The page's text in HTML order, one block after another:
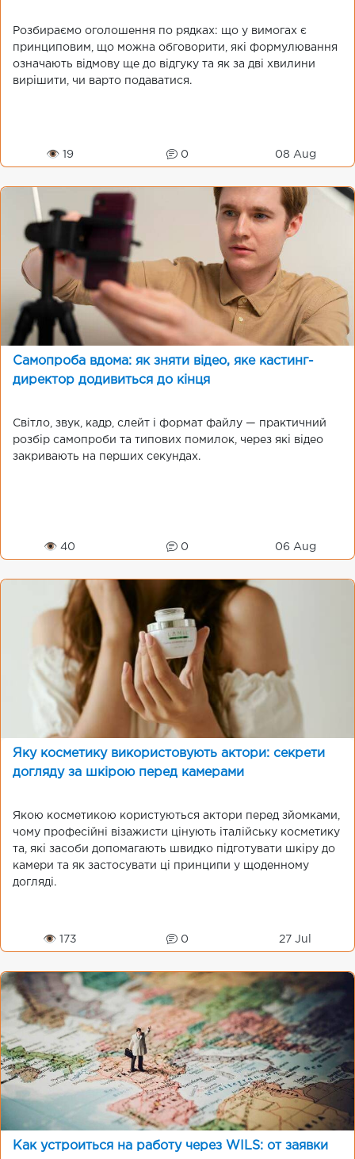
Розбираємо оголошення по рядках: що у вимогах є
принциповим, що можна обговорити, які формулювання
означають відмову ще до відгуку та як за дві хвилини
вирішити, чи варто подаватися.
👁 19 0 08 Aug
Самопроба вдома: як зняти відео, яке кастинг-
директор додивиться до кінця
Світло, звук, кадр, слейт і формат файлу — практичний
розбір самопроби та типових помилок, через які відео
закривають на перших секундах.
👁 40 0 06 Aug
Яку косметику використовують актори: секрети
догляду за шкірою перед камерами
Якою косметикою користуються актори перед зйомками,
чому професійні візажисти цінують італійську косметику
та, які засоби допомагають швидко підготувати шкіру до
камери та як застосувати ці принципи у щоденному
догляді.
👁 173 0 27 Jul
Как устроиться на работу через WILS: от заявки